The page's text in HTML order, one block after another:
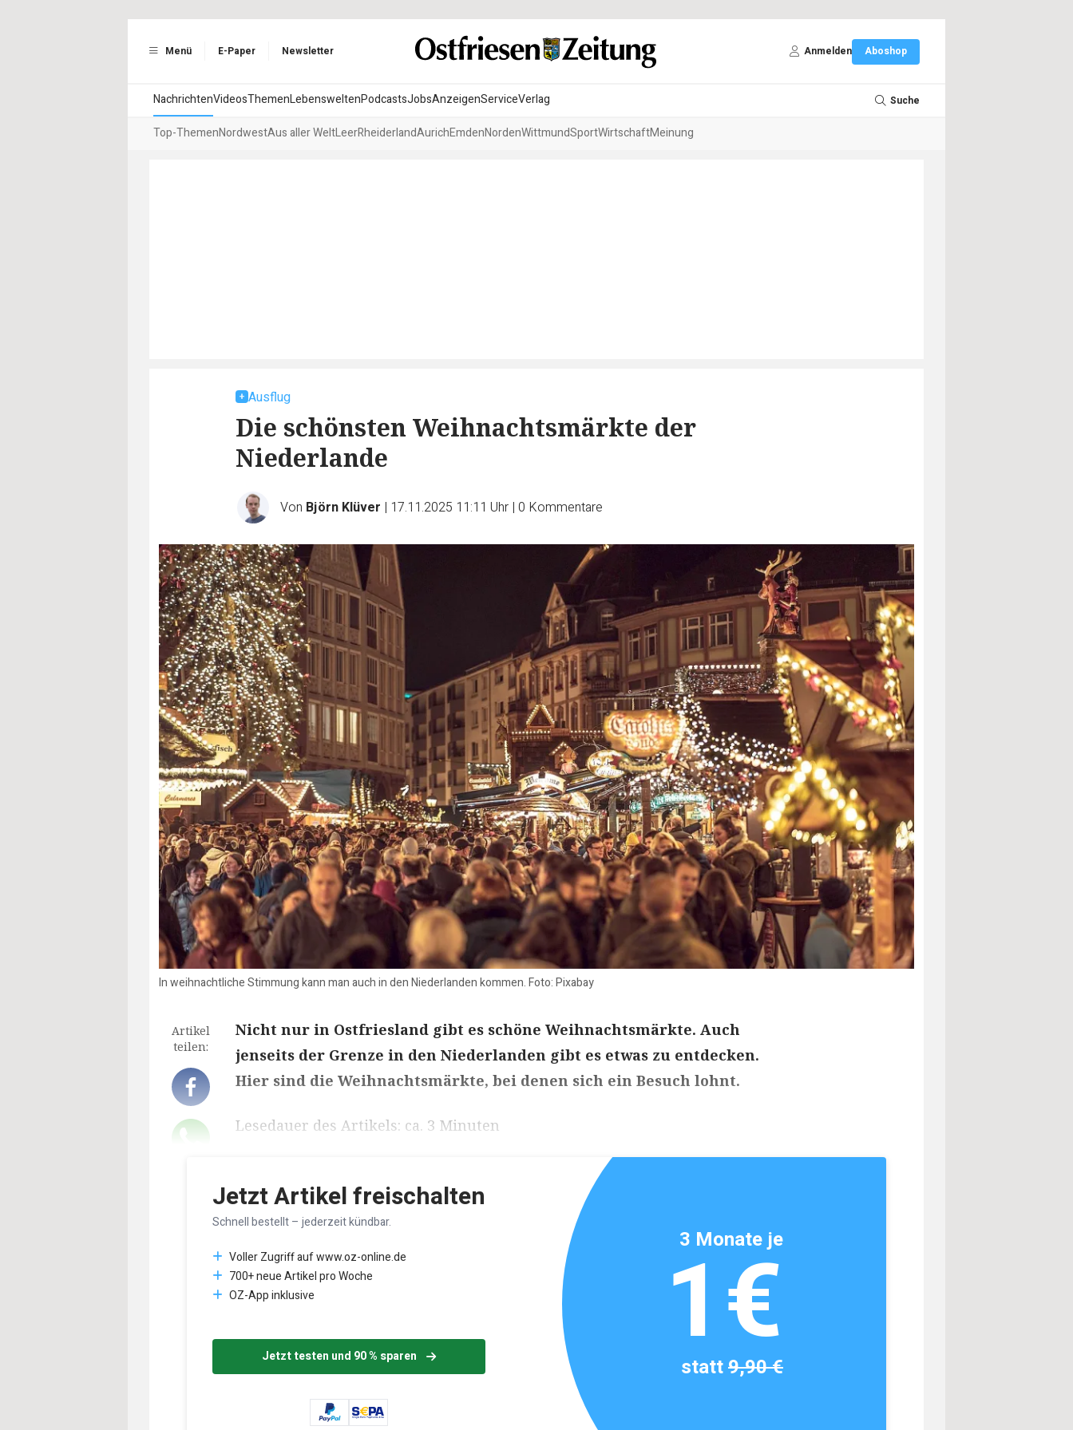
Menü E-Paper Newsletter Anmelden Aboshop
NachrichtenVideosThemenLebensweltenPodcastsJobsAnzeigenServiceVerlag Suche
Top-ThemenNordwestAus aller WeltLeerRheiderlandAurichEmdenNordenWittmundSportWirtschaftMeinung
Ausflug
Die schönsten Weihnachtsmärkte der
Niederlande
Von Björn Klüver | 17.11.2025 11:11 Uhr | 0 Kommentare
In weihnachtliche Stimmung kann man auch in den Niederlanden kommen. Foto: Pixabay
Artikel
teilen:
Nicht nur in Ostfriesland gibt es schöne Weihnachtsmärkte. Auch
jenseits der Grenze in den Niederlanden gibt es etwas zu entdecken.
Hier sind die Weihnachtsmärkte, bei denen sich ein Besuch lohnt.
Lesedauer des Artikels: ca. 3 Minuten
Jetzt Artikel freischalten
Schnell bestellt – jederzeit kündbar.
Voller Zugriff auf www.oz-online.de
700+ neue Artikel pro Woche
OZ-App inklusive
Jetzt testen und 90 % sparen
3 Monate je
1€
statt9,90 €